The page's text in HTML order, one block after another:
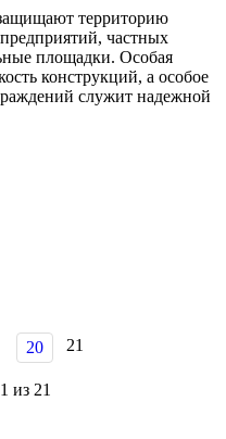
территорию
частных
площадки. Особая
конструкций, а особое
служит надежной
20 21
из 21